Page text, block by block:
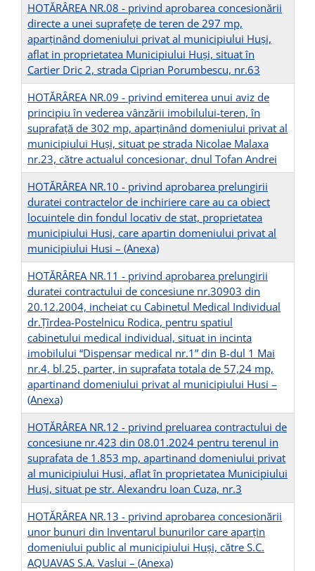
HOTĂRÂREA NR.08 - privind aprobarea concesionării
directe a unei suprafeţe de teren de 297 mp,
aparţinând domeniului privat al municipiului Huşi,
aflat in proprietatea Municipiului Huşi, situat în
Cartier Dric 2, strada Ciprian Porumbescu, nr.63
HOTĂRÂREA NR.09 - privind emiterea unui aviz de
principiu în vederea vânzării imobilului-teren, în
suprafață de 302 mp, aparținând domeniului privat al
municipiului Huşi, situat pe strada Nicolae Malaxa
nr.23, către actualul concesionar, dnul Tofan Andrei
HOTĂRÂREA NR.10 - privind aprobarea prelungirii
duratei contractelor de inchiriere care au ca obiect
locuintele din fondul locativ de stat, proprietatea
municipiului Husi, care apartin domeniului privat al
municipiului Husi – (Anexa)
HOTĂRÂREA NR.11 - privind aprobarea prelungirii
duratei contractului de concesiune nr.30903 din
20.12.2004, incheiat cu Cabinetul Medical Individual
dr.Țîrdea-Postelnicu Rodica, pentru spatiul
cabinetului medical individual, situat in incinta
imobilului “Dispensar medical nr.1” din B-dul 1 Mai
nr.4, bl.25, parter, in suprafata totala de 57,24 mp,
apartinand domeniului privat al municipiului Husi –
(Anexa)
HOTĂRÂREA NR.12 - privind preluarea contractului de
concesiune nr.423 din 08.01.2024 pentru terenul in
suprafata de 1.853 mp, apartinand domeniului privat
al municipiului Husi, aflat în proprietatea Municipiului
Huși, situat pe str. Alexandru Ioan Cuza, nr.3
HOTĂRÂREA NR.13 - privind aprobarea concesionării
unor bunuri din Inventarul bunurilor care aparțin
domeniului public al municipiului Huși, către S.C.
AQUAVAS S.A. Vaslui – (Anexa)